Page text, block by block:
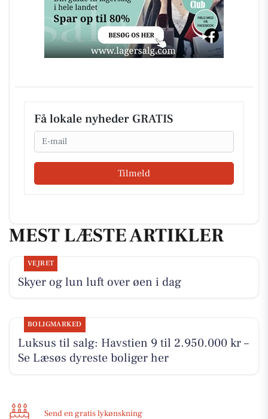
Få lokale nyheder GRATIS
Email
Tilmeld
MEST LÆSTE ARTIKLER
VEJRET
Skyer og lun luft over øen i dag
BOLIGMARKED
Luksus til salg: Havstien 9 til 2.950.000 kr –
Se Læsøs dyreste boliger her
Send en gratis lykønskning